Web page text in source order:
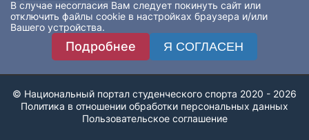
В случае несогласия Вам следует покинуть сайт или
отключить файлы cookie в настройках браузера и/или
Вашего устройства.
Подробнее Я СОГЛАСЕН
Политика в отношении обработки персональных данных
Пользовательское соглашение
© Национальный портал студенческого спорта 2020 - 2026